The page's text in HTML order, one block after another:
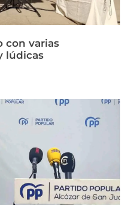
con varias
lúdicas